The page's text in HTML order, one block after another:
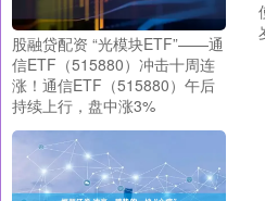
股融贷配资 “光模块ETF”——通
信ETF（515880）冲击十周连
涨！通信ETF（515880）午后
持续上行，盘中涨3%